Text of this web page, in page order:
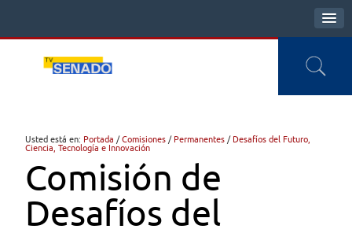
Usted está en: Portada /Comisiones / Permanentes / Desafíos del Futuro,
Ciencia, Tecnología e Innovación
Comisión de
Desafíos del